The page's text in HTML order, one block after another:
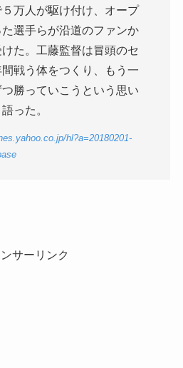
万人が駆け付け、オープ
選手らが沿道のファンか
た。工藤監督は冒頭のセ
戦う体をつくり、もう一
勝っていこうという思い
った。
hl?a=20180201-
サーリンク